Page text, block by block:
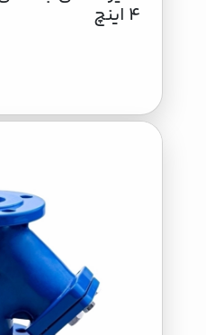
4 اینچ